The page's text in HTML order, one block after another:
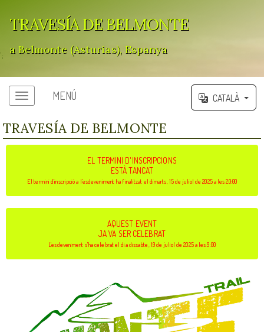
TRAVESÍA DE BELMONTE
a Belmonte (Asturias), Espanya
';
MENÚ CATALÀ
TRAVESÍA DE BELMONTE
EL TERMINI D'INSCRIPCIONS
ESTÀ TANCAT
El termini d'inscripció a l'esdeveniment ha finalitzat el dimarts, 15 de juliol de 2025 a les 20:00
AQUEST EVENT
JA VA SER CELEBRAT
L'esdeveniment s'ha celebrat el dia dissabte, 19 de juliol de 2025 a les 9:00